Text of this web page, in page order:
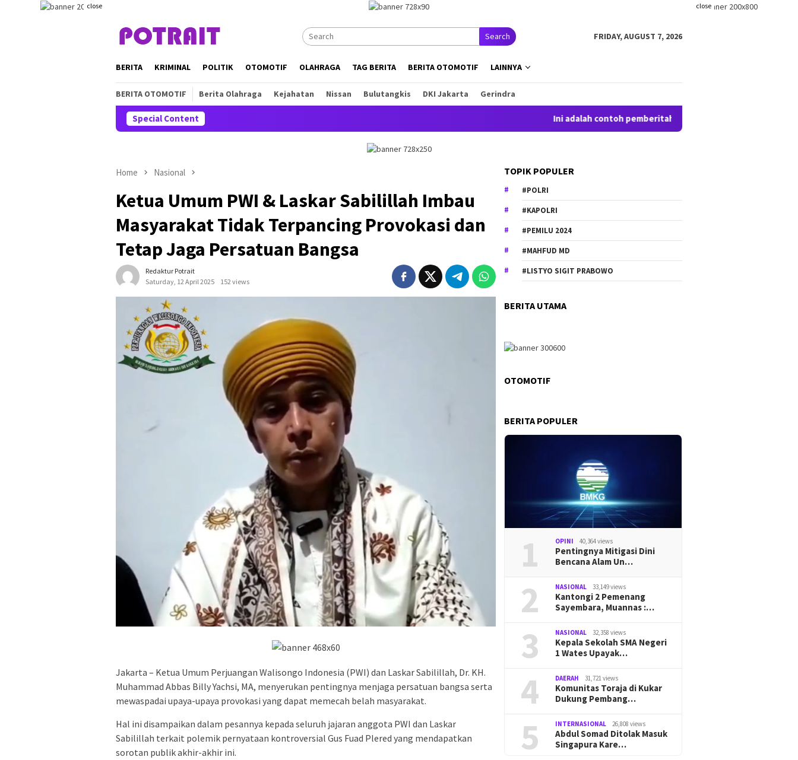
close close
Search FRIDAY, AUGUST 7, 2026
BERITA KRIMINAL POLITIK OTOMOTIF OLAHRAGA TAG BERITA BERITA OTOMOTIF LAINNYA
BERITA OTOMOTIF Berita Olahraga Kejahatan Nissan Bulutangkis DKI Jakarta Gerindra
Special Content Ini adalah contoh pemberitahuan kepada pengunjung anda.
Home Nasional
Ketua Umum PWI & Laskar Sabilillah Imbau
Masyarakat Tidak Terpancing Provokasi dan
Tetap Jaga Persatuan Bangsa
Redaktur Potrait
Saturday, 12 April 2025
152 views
Jakarta – Ketua Umum Perjuangan Walisongo Indonesia (PWI) dan Laskar Sabilillah, Dr. KH.
Muhammad Abbas Billy Yachsi, MA, menyerukan pentingnya menjaga persatuan bangsa serta
mewaspadai upaya-upaya provokasi yang dapat memecah belah masyarakat.
Hal ini disampaikan dalam pesannya kepada seluruh jajaran anggota PWI dan Laskar
Sabilillah terkait polemik pernyataan kontroversial Gus Fuad Plered yang mendapatkan
sorotan publik akhir-akhir ini.
TOPIK POPULER
#POLRI
#KAPOLRI
#PEMILU 2024
#MAHFUD MD
#LISTYO SIGIT PRABOWO
BERITA UTAMA
OTOMOTIF
BERITA POPULER
1 OPINI 40,364 views
Pentingnya Mitigasi Dini
Bencana Alam Un…
2 NASIONAL 33,149 views
Kantongi 2 Pemenang
Sayembara, Muannas :…
3 NASIONAL 32,358 views
Kepala Sekolah SMA Negeri
1 Wates Upayak…
4 DAERAH 31,721 views
Komunitas Toraja di Kukar
Dukung Pembang…
5 INTERNASIONAL 26,808 views
Abdul Somad Ditolak Masuk
Singapura Kare…